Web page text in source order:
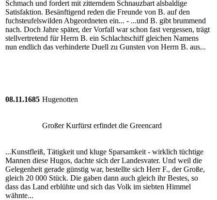
Schmach und fordert mit zitterndem Schnauzbart alsbaldige
Satisfaktion. Besänftigend reden die Freunde von B. auf den
fuchsteufelswilden Abgeordneten ein... - ...und B. gibt brummend
nach. Doch Jahre später, der Vorfall war schon fast vergessen, trägt
stellvertretend für Herrn B. ein Schlachtschiff gleichen Namens
nun endlich das verhinderte Duell zu Gunsten von Herrn B. aus...
08.11.1685 Hugenotten
Großer Kurfürst erfindet die Greencard
...Kunstfleiß, Tätigkeit und kluge Sparsamkeit - wirklich tüchtige
Mannen diese Hugos, dachte sich der Landesvater. Und weil die
Gelegenheit gerade günstig war, bestellte sich Herr F., der Große,
gleich 20 000 Stück. Die gaben dann auch gleich ihr Bestes, so
dass das Land erblühte und sich das Volk im siebten Himmel
wähnte...